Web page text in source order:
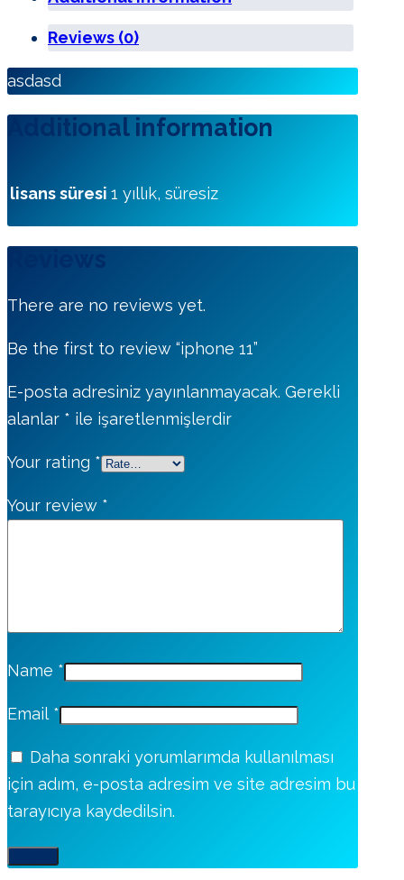
Reviews (0)
asdasd
Additional information
lisans süresi 1 yıllık, süresiz
There are no reviews yet.
Be the first to review “iphone 11”
E-posta adresiniz yayınlanmayacak. Gerekli
alanlar * ile işaretlenmişlerdir
Your rating *
Your review *
Name *
Email *
Daha sonraki yorumlarımda kullanılması
için adım, e-posta adresim ve site adresim bu
tarayıcıya kaydedilsin.